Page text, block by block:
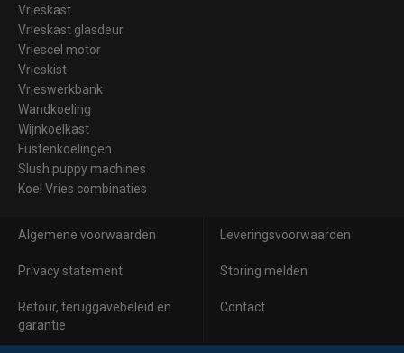
Vrieskast
Vrieskast glasdeur
Vriescel motor
Vrieskist
Vrieswerkbank
Wandkoeling
Wijnkoelkast
Fustenkoelingen
Slush puppy machines
Koel Vries combinaties
Algemene voorwaarden Leveringsvoorwaarden
Privacy statement Storing melden
Retour, teruggavebeleid en
garantie
Contact